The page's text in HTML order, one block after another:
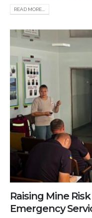
READ MORE...
Raising Mine
Emergency